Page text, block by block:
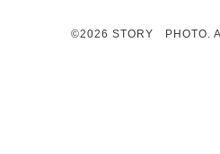
©2026 STORY PHOTO.